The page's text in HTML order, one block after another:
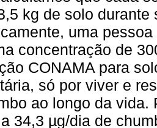
kg de solo
uma
concentração de
CONAMA para
só por viver e
ao longo da
34,3 µg/dia de